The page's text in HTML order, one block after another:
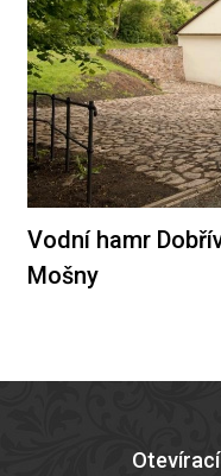
Vodní hamr
Mošny